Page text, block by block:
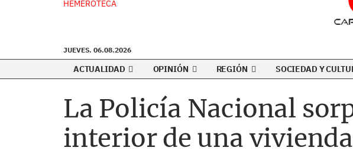
HEMEROTECA
JUEVES. 06.08.2026
ACTUALIDAD OPINIÓN REGIÓN SOCIEDAD Y
La Policía Nacional
interior de una